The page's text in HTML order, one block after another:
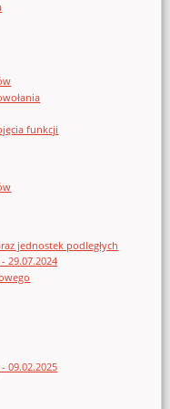
funkcji
jednostek podległych
29.07.2024
09.02.2025